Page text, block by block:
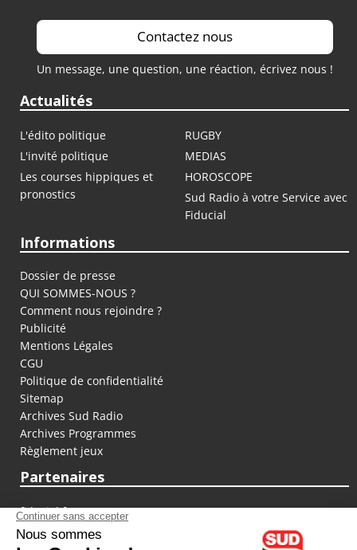
Contactez nous
Un message, une question, une réaction, écrivez nous !
Actualités
L'édito politique
RUGBY
L'invité politique
MEDIAS
Les courses hippiques et
pronostics
HOROSCOPE
Sud Radio à votre Service avec
Fiducial
Informations
Dossier de presse
QUI SOMMES-NOUS ?
Comment nous rejoindre ?
Publicité
Mentions Légales
CGU
Politique de confidentialité
Sitemap
Archives Sud Radio
Archives Programmes
Règlement jeux
Partenaires
fiducial.fr
lyoncapitale.fr